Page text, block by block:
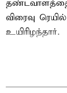
விரைவு
உயிரிழந்தார்.